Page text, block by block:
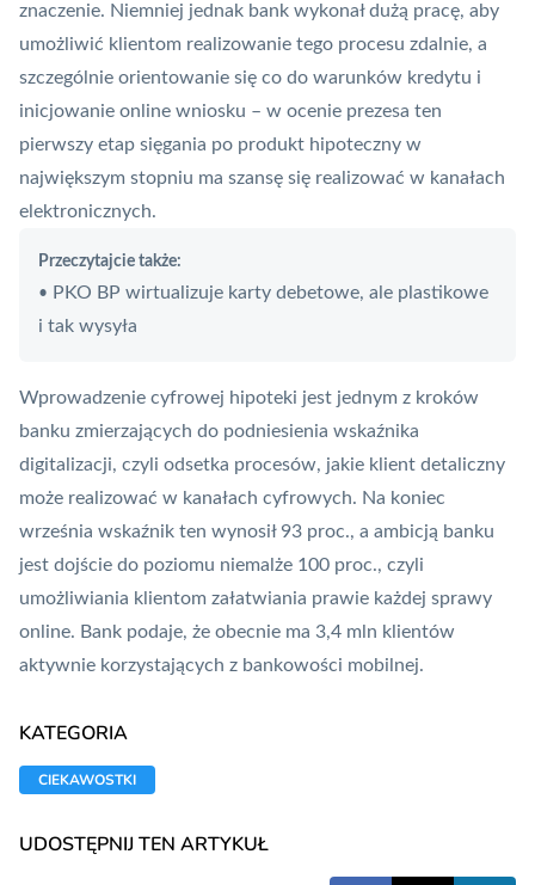
znaczenie. Niemniej jednak bank wykonał dużą pracę, aby
umożliwić klientom realizowanie tego procesu zdalnie, a
szczególnie orientowanie się co do warunków kredytu i
inicjowanie online wniosku – w ocenie prezesa ten
pierwszy etap sięgania po produkt hipoteczny w
największym stopniu ma szansę się realizować w kanałach
elektronicznych.
Przeczytajcie także:
• PKO BP wirtualizuje karty debetowe, ale plastikowe
i tak wysyła
Wprowadzenie cyfrowej hipoteki jest jednym z kroków
banku zmierzających do podniesienia wskaźnika
digitalizacji, czyli odsetka procesów, jakie klient detaliczny
może realizować w kanałach cyfrowych. Na koniec
września wskaźnik ten wynosił 93 proc., a ambicją banku
jest dojście do poziomu niemalże 100 proc., czyli
umożliwiania klientom załatwiania prawie każdej sprawy
online. Bank podaje, że obecnie ma 3,4 mln klientów
aktywnie korzystających z bankowości mobilnej.
KATEGORIA
CIEKAWOSTKI
UDOSTĘPNIJ TEN ARTYKUŁ